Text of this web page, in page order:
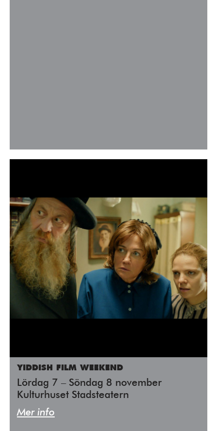
YIDDISH FILM WEEKEND
Lördag 7 – Söndag 8 november
Kulturhuset Stadsteatern
Mer info